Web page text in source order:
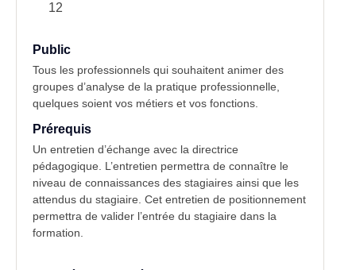
12
Public
Tous les professionnels qui souhaitent animer des
groupes d’analyse de la pratique professionnelle,
quelques soient vos métiers et vos fonctions.
Prérequis
Un entretien d’échange avec la directrice
pédagogique. L’entretien permettra de connaître le
niveau de connaissances des stagiaires ainsi que les
attendus du stagiaire. Cet entretien de positionnement
permettra de valider l’entrée du stagiaire dans la
formation.